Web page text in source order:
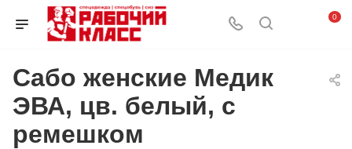
0
Сабо женские Медик
ЭВА, цв. белый, с
ремешком